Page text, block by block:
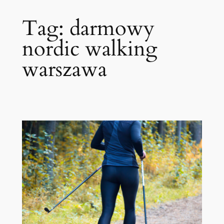
Tag: darmowy
nordic walking
warszawa